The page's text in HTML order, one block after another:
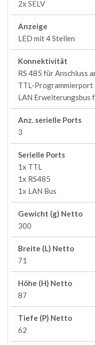
2x SELV
Anzeige
LED mit 4 Stellen
Konnektivität
RS 485 für Anschluss
TTL-Programmierport
LAN
Anz. serielle Ports
3
Serielle Ports
1x TTL
1x RS485
1x LAN Bus
Gewicht (g) Netto
300
Breite (L) Netto
71
Höhe (H) Netto
87
Tiefe (P) Netto
62